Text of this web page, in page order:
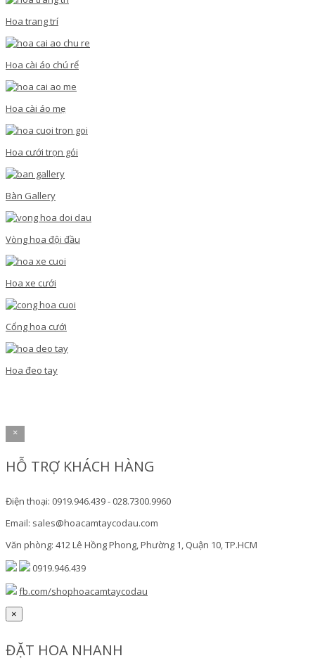
Hoa trang trí
Hoa cài áo chú rể
Hoa cài áo mẹ
Hoa cưới trọn gói
Bàn Gallery
Vòng hoa đội đầu
Hoa xe cưới
Cổng hoa cưới
Hoa đeo tay
×
HỖ TRỢ KHÁCH HÀNG
Điện thoại: 0919.946.439 - 028.7300.9960
Email: sales@hoacamtaycodau.com
Văn phòng: 412 Lê Hồng Phong, Phường 1, Quận 10, TP.HCM
0919.946.439
fb.com/shophoacamtaycodau
×
ĐẶT HOA NHANH